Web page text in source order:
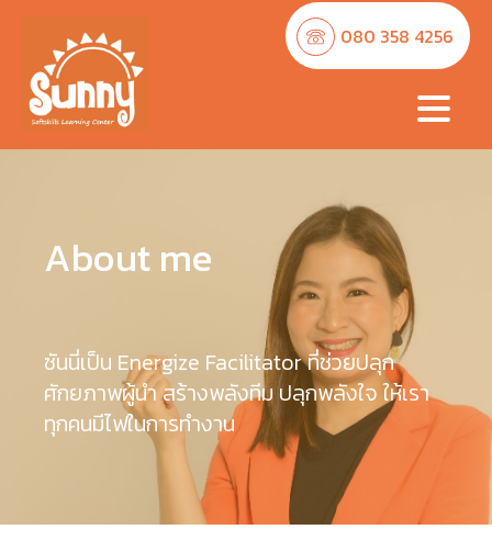
080 358 4256
About me
ซันนี่เป็น Energize Facilitator ที่ช่วยปลุก
ศักยภาพผู้นำ สร้างพลังทีม ปลุกพลังใจ ให้เรา
ทุกคนมีไฟในการทำงาน